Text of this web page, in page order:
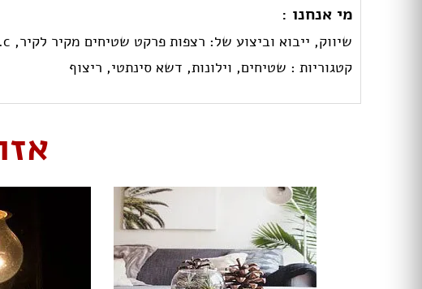
מי אנחנו :
שיווק, ייבוא וביצוע של: רצפות פרקט שטיחים מקיר לקיר, p.v.c תעשייתי, משטחי חוץ, מוצרי הצללה ווילונות בד, טפטים ודלתות. הצעת מחיר ללא התחייבות.
קטגוריות : שטיחים, וילונות, דשא סינתטי, ריצוף